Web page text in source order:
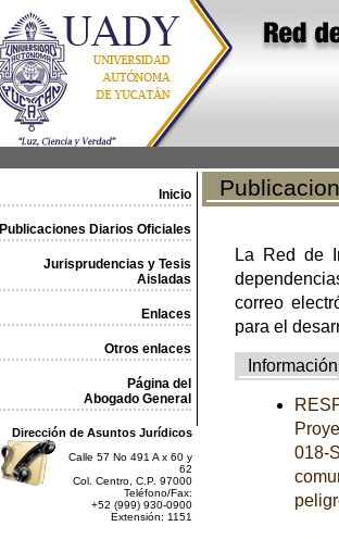
Inicio
Publicaciones Diarios Oficiales
Jurisprudencias y Tesis
Aisladas
Enlaces
Otros enlaces
Página del
Abogado General
Dirección de Asuntos Jurídicos
Calle 57 No 491 A x 60 y
62
Col. Centro, C.P. 97000
Teléfono/Fax:
+52 (999) 930-0900
Extensión: 1151
La Red de
correo
para el
Información
018-